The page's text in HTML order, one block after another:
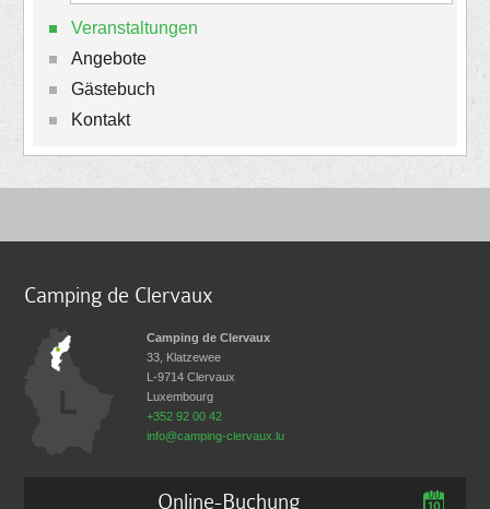
Veranstaltungen
Angebote
Gästebuch
Kontakt
Camping de Clervaux
Camping de Clervaux
33, Klatzewee
L-9714 Clervaux
Luxembourg
+352 92 00 42
info@camping-clervaux.lu
Online-Buchung